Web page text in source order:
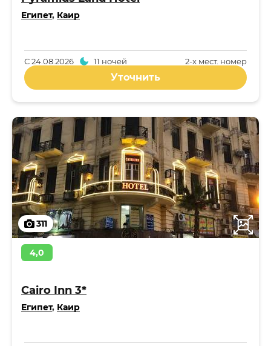
Египет, Каир
2-x мест. номер
С24.08.2026 11 ночей
Уточнить
311
4,0
Cairo Inn 3*
Египет, Каир